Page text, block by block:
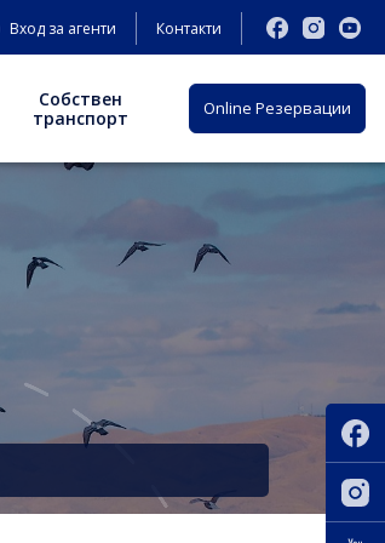
Вход за агенти Контакти
Собствен
транспорт
Оnline Резервации